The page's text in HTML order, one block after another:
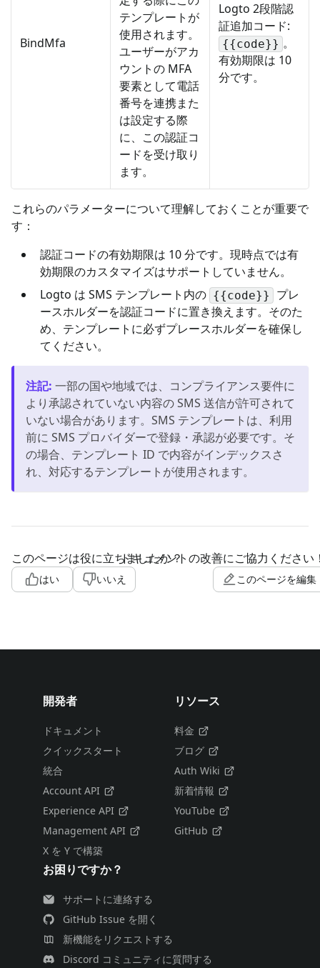
BindMfa
テンプレートが
使用されます。
ユーザーがアカ
ウントの MFA
要素として電話
番号を連携また
は設定する際
に、この認証コ
ードを受け取り
ます。
Logto 2段階認
証追加コード:
{{code}} 。
有効期限は 10
分です。
これらのパラメーターについて理解しておくことが重要で
す：
認証コードの有効期限は 10 分です。現時点では有
効期限のカスタマイズはサポートしていません。
Logto は SMS テンプレート内の {{code}}
プレ
ースホルダーを認証コードに置き換えます。そのた
め、テンプレートに必ずプレースホルダーを確保し
てください。
注記: 一部の国や地域では、コンプライアンス要件に
より承認されていない内容の SMS 送信が許可されて
いない場合があります。SMS テンプレートは、利用
前に SMS プロバイダーで登録・承認が必要です。そ
の場合、テンプレート ID で内容がインデックスさ
れ、対応するテンプレートが使用されます。
このページは役に立ちましたか？
はい いいえ
ドキュメントの改善にご協力ください
このページを編集
開発者
ドキュメント
クイックスタート
統合
Account API
Experience API
Management API
X を Y で構築
リソース
料金
ブログ
Auth Wiki
新着情報
YouTube
GitHub
お困りですか？
サポートに連絡する
GitHub Issue を開く
新機能をリクエストする
Discord コミュニティに質問する